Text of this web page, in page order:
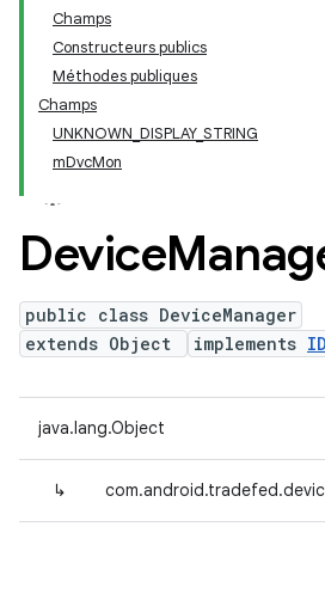
Champs
Constructeurs publics
Méthodes publiques
Champs
UNKNOWN_DISPLAY_STRING
mDvcMon
Device
public class DeviceManager
extends Object
implements
java.lang.Object
↳